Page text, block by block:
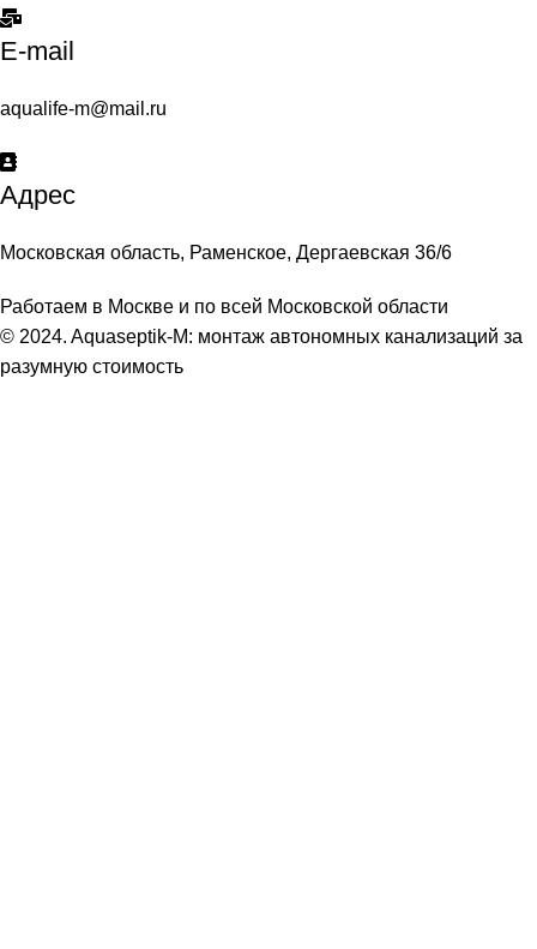
E-mail
aqualife-m@mail.ru
Адрес
Московская область, Раменское, Дергаевская 36/6
Работаем в Москве и по всей Московской области
© 2024. Aquaseptik-M: монтаж автономных канализаций за
разумную стоимость